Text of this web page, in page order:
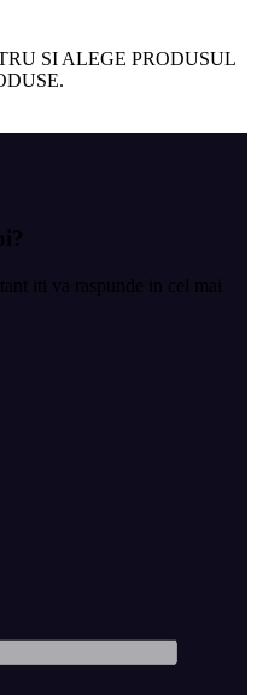
SI ALEGE PRODUSUL
iti va raspunde in cel mai